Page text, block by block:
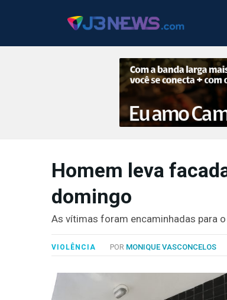
Desenvolvido
Homem leva
domingo
As vítimas foram encaminhadas para
VIOLÊNCIA POR MONIQUE VASCONCELOS